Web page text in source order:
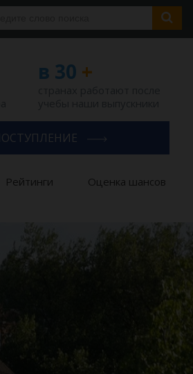
в 30 +
Рейтинги Оценка шансов